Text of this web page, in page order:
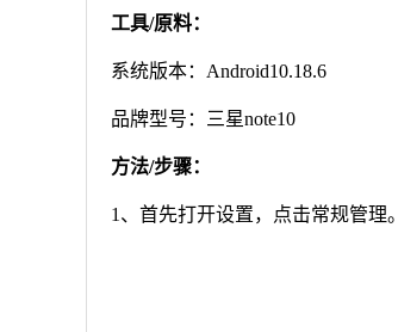
工具/原料：
系统版本：Android10.18.6
品牌型号：三星note10
方法/步骤：
1、首先打开设置，点击常规管理。